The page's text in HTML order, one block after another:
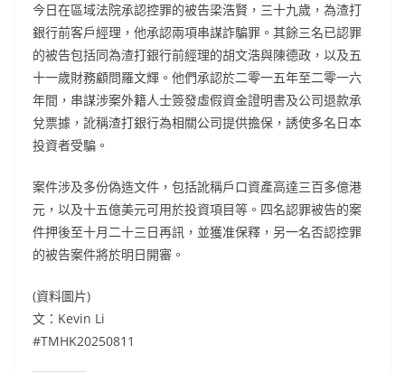
今日在區域法院承認控罪的被告梁浩賢，三十九歲，為渣打
銀行前客戶經理，他承認兩項串謀詐騙罪。其餘三名已認罪
的被告包括同為渣打銀行前經理的胡文浩與陳德政，以及五
十一歲財務顧問羅文輝。他們承認於二零一五年至二零一六
年間，串謀涉案外籍人士簽發虛假資金證明書及公司退款承
兌票據，訛稱渣打銀行為相關公司提供擔保，誘使多名日本
投資者受騙。
案件涉及多份偽造文件，包括訛稱戶口資產高達三百多億港
元，以及十五億美元可用於投資項目等。四名認罪被告的案
件押後至十月二十三日再訊，並獲准保釋，另一名否認控罪
的被告案件將於明日開審。
(資料圖片)
文：Kevin Li
#TMHK20250811